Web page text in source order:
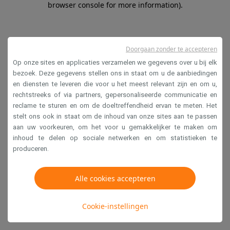
browser console for more information).
Op onze sites en applicaties verzamelen we gegevens over u bij elk
bezoek. Deze gegevens stellen ons in staat om u de aanbiedingen
en diensten te leveren die voor u het meest relevant zijn en om u,
rechtstreeks of via partners, gepersonaliseerde communicatie en
reclame te sturen en om de doeltreffendheid ervan te meten. Het
stelt ons ook in staat om de inhoud van onze sites aan te passen
aan uw voorkeuren, om het voor u gemakkelijker te maken om
inhoud te delen op sociale netwerken en om statistieken te
produceren.
Alle cookies accepteren
Cookie-instellingen
Doorgaan zonder te accepteren